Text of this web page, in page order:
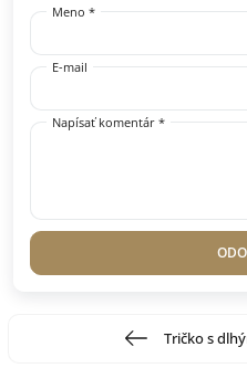
Meno *
E-mail
Napísať komentár *
Tričko s